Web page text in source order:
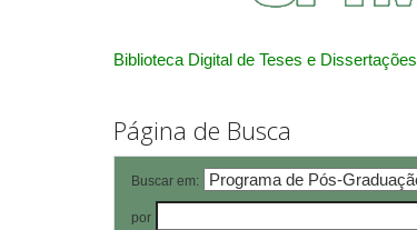
Biblioteca Digital de Teses e Dissertações
Página de Busca
Buscar em:
por